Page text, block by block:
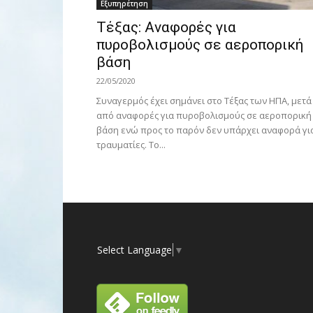
Εξυπηρέτηση
Τέξας: Aναφορές για
πυροβολισμούς σε αεροπορική
βάση
22/05/2020
Συναγερμός έχει σημάνει στο Τέξας των ΗΠΑ, μετά
από αναφορές για πυροβολισμούς σε αεροπορική
βάση ενώ προς το παρόν δεν υπάρχει αναφορά
τραυματίες. Το...
Select Language ▼